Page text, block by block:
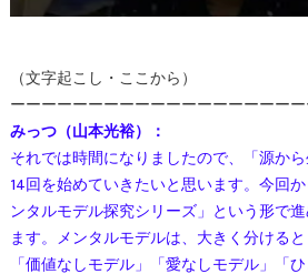
（文字起こし・ここから）
ーーーーーーーーーーーーーーーーーー
みっつ（山本光裕）：
それでは時間になりましたので、「源か
14回を始めていきたいと思います。今回
ンタルモデル探究シリーズ」という形で
ます。メンタルモデルは、大きく分ける
「価値なしモデル」「愛なしモデル」「